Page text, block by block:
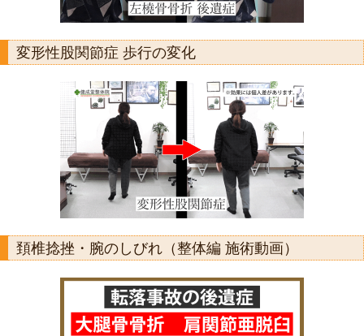
変形性股関節症 歩行の変化
頚椎捻挫・腕のしびれ（整体編 施術動画）